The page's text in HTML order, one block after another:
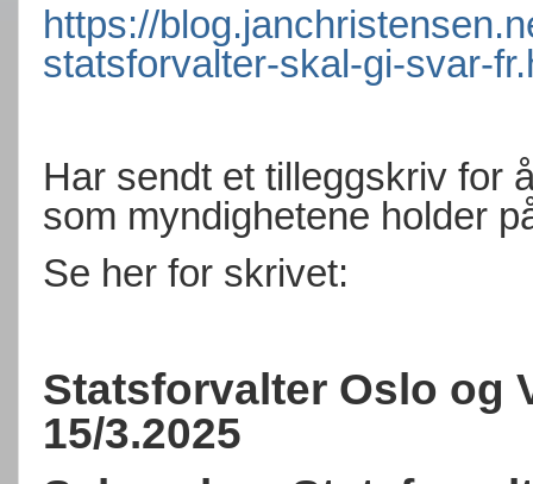
https://
statsforvalter-skal-gi-svar-
Har sendt et tilleggskriv for
som myndighetene holder
Se her for skrivet:
Statsforvalter Oslo og
15/3.2025